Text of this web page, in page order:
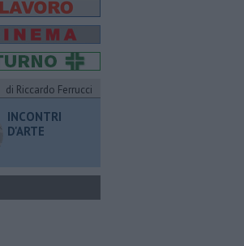
di Riccardo Ferrucci
INCONTRI
D'ARTE